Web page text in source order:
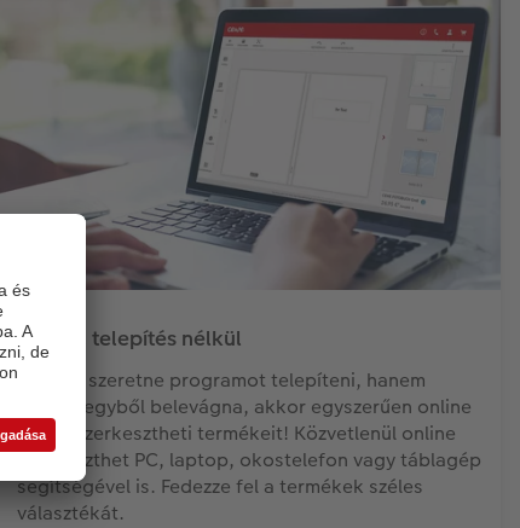
Online, telepítés nélkül
Ha nem szeretne programot telepíteni, hanem
inkább egyből belevágna, akkor egyszerűen online
is megszerkesztheti termékeit! Közvetlenül online
szerkeszthet PC, laptop, okostelefon vagy táblagép
segítségével is. Fedezze fel a termékek széles
választékát.